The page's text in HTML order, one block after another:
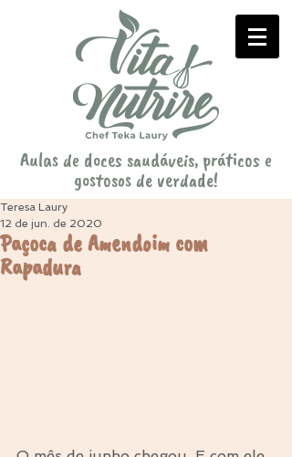
Aulas de doces saudáveis, práticos e
gostosos de verdade!
Paçoca de Amendoim com
Rapadura
Teresa Laury
12 de jun. de 2020